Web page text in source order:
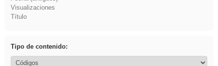
Visualizaciones
Título
Tipo de contenido: